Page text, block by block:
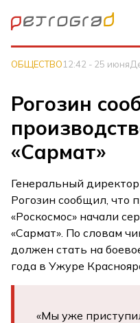
ОБЩЕСТВО12:42 - 25 июня
Рогозин
«Сармат»
Генеральный
Рогозин сообщил, что
«Роскосмос» начали
«Сармат». По словам
должен стать на
года в Ужуре
«Мы уже